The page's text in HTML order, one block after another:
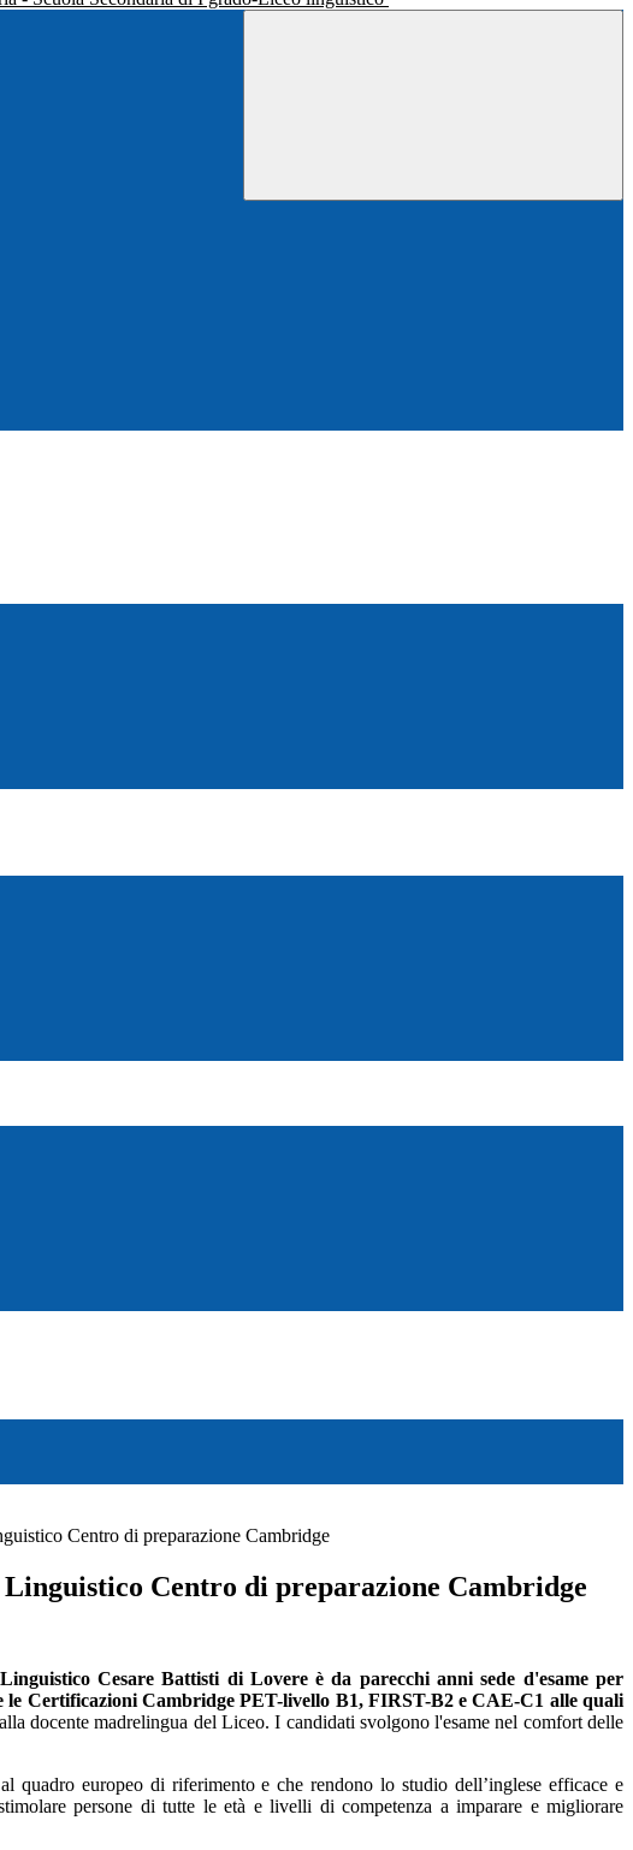
Centro di preparazione Cambridge
Centro di preparazione Cambridge
Cesare Battisti di Lovere è da parecchi anni sede d'esame per
le Certificazioni Cambridge PET-livello B1, FIRST-B2 e CAE-C1 alle quali
docente madrelingua del Liceo. I candidati svolgono l'esame nel comfort delle
europeo di riferimento e che rendono lo studio dell’inglese efficace e
persone di tutte le età e livelli di competenza a imparare e migliorare